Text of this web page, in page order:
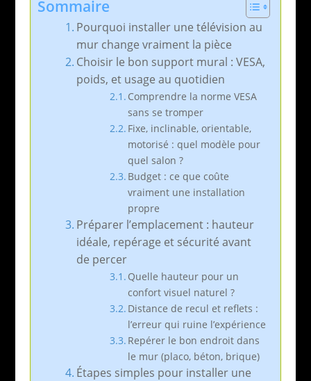
Sommaire
Pourquoi installer une télévision au
mur change vraiment la pièce
Choisir le bon support mural : VESA,
poids, et usage au quotidien
Comprendre la norme VESA
sans se tromper
Fixe, inclinable, orientable,
motorisé : quel modèle pour
quel salon ?
Budget : ce que coûte
vraiment une installation
propre
Préparer l’emplacement : hauteur
idéale, repérage et sécurité avant
de percer
Quelle hauteur pour un
confort visuel naturel ?
Distance de recul et reflets :
l’erreur qui ruine l’expérience
Repérer le bon endroit dans
le mur (placo, béton, brique)
Étapes simples pour installer une